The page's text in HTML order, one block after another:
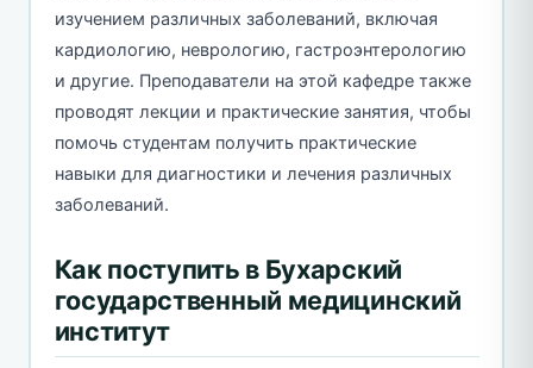
изучением различных заболеваний, включая
кардиологию, неврологию, гастроэнтерологию
и другие. Преподаватели на этой кафедре также
проводят лекции и практические занятия, чтобы
помочь студентам получить практические
навыки для диагностики и лечения различных
заболеваний.
Как поступить в Бухарский
государственный медицинский
институт